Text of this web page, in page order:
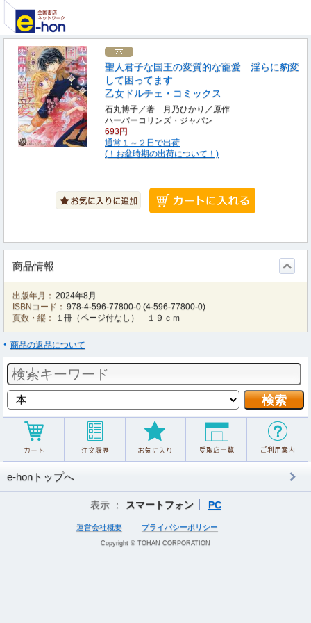
聖人君子な国王の変質的な寵愛 淫らに豹変
して困ってます
乙女ドルチェ・コミックス
石丸博子／著 月乃ひかり／原作
ハーパーコリンズ・ジャパン
693円
通常１～２日で出荷
(！お盆時期の出荷について！)
商品情報
出版年月： 2024年8月
ISBNコード： 978-4-596-77800-0 (4-596-77800-0)
頁数・縦：
１冊（ページ付なし） １９ｃｍ
商品の返品について
e-honトップへ
表示 ： スマートフォン PC
運営会社概要 プライバシーポリシー
Copyright © TOHAN CORPORATION